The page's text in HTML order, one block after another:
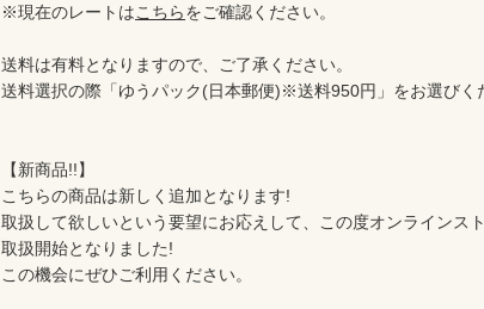
※現在のレートはこちらをご確認ください。
送料は有料となりますので、ご了承ください。
送料選択の際「ゆうパック(日本郵便)※送料950円」をお選びく
【新商品!!】
こちらの商品は新しく追加となります!
取扱して欲しいという要望にお応えして、この度オンラインス
取扱開始となりました!
この機会にぜひご利用ください。